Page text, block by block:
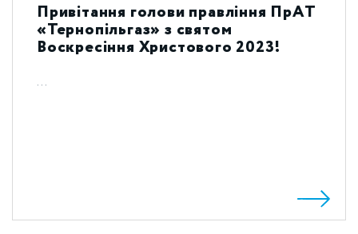
Привітання голови правління ПрАТ
«Тернопільгаз» з святом
Воскресіння Христового 2023!
...